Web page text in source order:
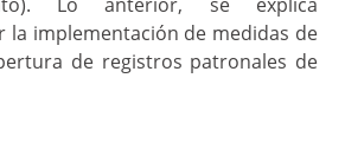
la implementación de medidas de
de registros patronales de